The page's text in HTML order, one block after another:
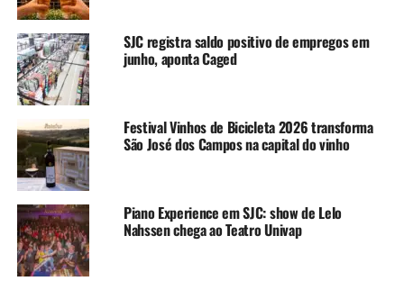
SJC registra saldo positivo de empregos em
junho, aponta Caged
Festival Vinhos de Bicicleta 2026 transforma
São José dos Campos na capital do vinho
Piano Experience em SJC: show de Lelo
Nahssen chega ao Teatro Univap